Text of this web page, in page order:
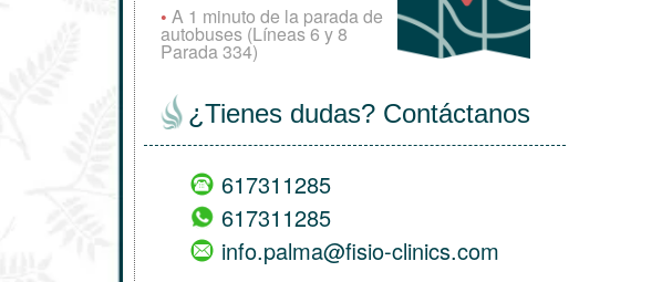
• A 1 minuto de la parada de
autobuses (Líneas 6 y 8
Parada 334)
¿Tienes dudas? Contáctanos
617311285
617311285
info.palma@fisio-clinics.com